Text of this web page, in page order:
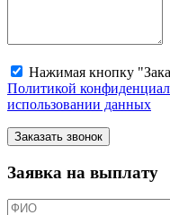
Нажимая кнопку
Политикой
использовании данных
Заказать звонок
Заявка на выплату